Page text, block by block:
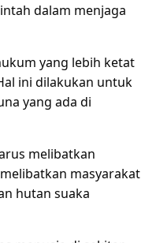
dalam menjaga
yang lebih ketat
ini dilakukan untuk
yang ada di
melibatkan
masyarakat
hutan suaka